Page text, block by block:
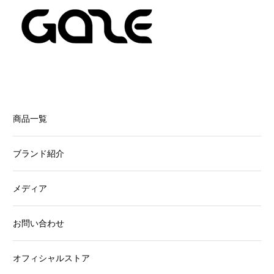
商品一覧
ブランド紹介
メディア
お問い合わせ
オフィシャルストア